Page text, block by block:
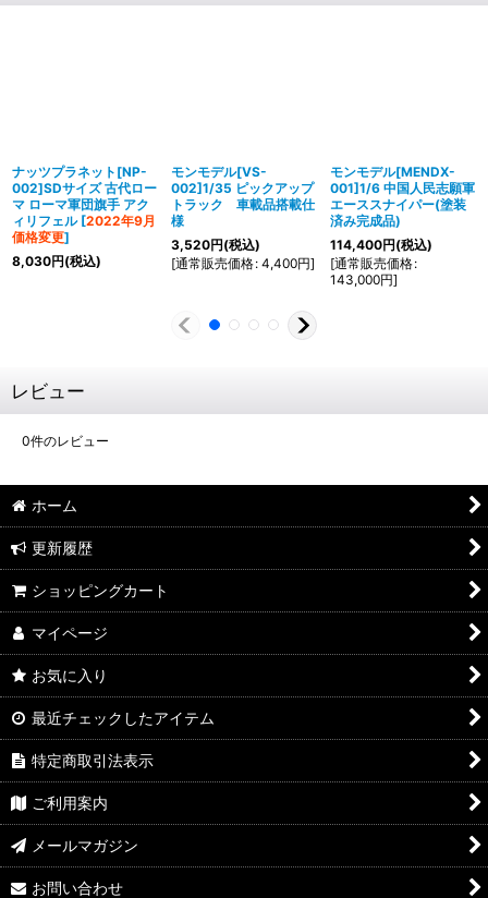
ナッツプラネット[NP-
002]SDサイズ 古代ロー
マ ローマ軍団旗手 アク
ィリフェル [2022年9月
価格変更]
8,030円(税込)
モンモデル[VS-
002]1/35 ピックアップ
トラック 車載品搭載仕
様
3,520円(税込)
[通常販売価格: 4,400円]
モンモデル[MENDX-
001]1/6 中国人民志願軍
エーススナイパー(塗装
済み完成品)
114,400円(税込)
[通常販売価格:
143,000円]
レビュー
0件のレビュー
ホーム
更新履歴
ショッピングカート
マイページ
お気に入り
最近チェックしたアイテム
特定商取引法表示
ご利用案内
メールマガジン
お問い合わせ